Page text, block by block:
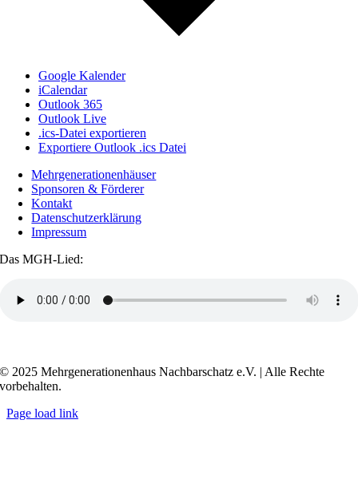
Google Kalender
iCalendar
Outlook 365
Outlook Live
.ics-Datei exportieren
Exportiere Outlook .ics Datei
Mehrgenerationenhäuser
Sponsoren & Förderer
Kontakt
Datenschutzerklärung
Impressum
Das MGH-Lied:
© 2025 Mehrgenerationenhaus Nachbarschatz e.V. | Alle Rechte
vorbehalten.
Page load link